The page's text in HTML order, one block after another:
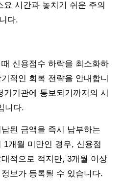
시간과 놓치기 쉬운 주의
다.
신용점수 하락을 최소화하
적인 회복 전략을 안내합니
기관에 통보되기까지의 시
니다.
된 금액을 즉시 납부하는
1개월 미만인 경우, 신용점
적으로 적지만, 3개월 이상
보가 등록될 수 있습니다.